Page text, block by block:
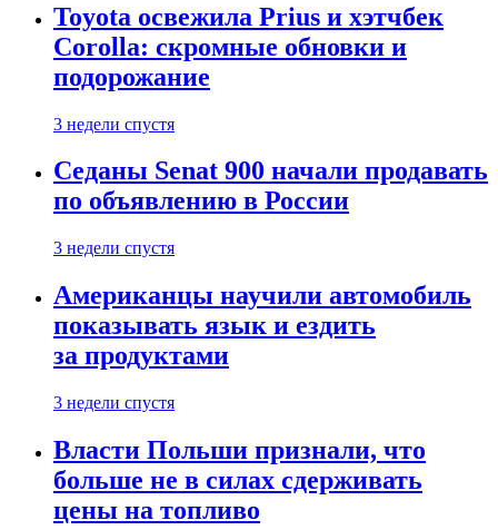
Toyota освежила Prius и хэтчбек
Corolla: скромные обновки и
подорожание
3 недели спустя
Седаны Senat 900 начали продавать
по объявлению в России
3 недели спустя
Американцы научили автомобиль
показывать язык и ездить
за продуктами
3 недели спустя
Власти Польши признали, что
больше не в силах сдерживать
цены на топливо